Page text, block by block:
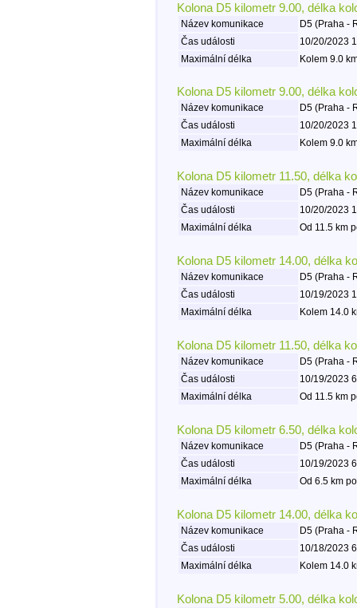
Kolona D5 kilometr 9.00, délka
Název komunikace
D5 (Praha -
Čas události
10/20/2023
Maximální délka
Kolem 9.0
Kolona D5 kilometr 9.00, délka
Název komunikace
D5 (Praha -
Čas události
10/20/2023
Maximální délka
Kolem 9.0
Kolona D5 kilometr 11.50, délka
Název komunikace
D5 (Praha -
Čas události
10/20/2023
Maximální délka
Od 11.5 km
Kolona D5 kilometr 14.00, délka
Název komunikace
D5 (Praha -
Čas události
10/19/2023
Maximální délka
Kolem 14.0
Kolona D5 kilometr 11.50, délka
Název komunikace
D5 (Praha -
Čas události
10/19/2023
Maximální délka
Od 11.5 km
Kolona D5 kilometr 6.50, délka
Název komunikace
D5 (Praha -
Čas události
10/19/2023
Maximální délka
Od 6.5 km
Kolona D5 kilometr 14.00, délka
Název komunikace
D5 (Praha -
Čas události
10/18/2023
Maximální délka
Kolem 14.0
Kolona D5 kilometr 5.00, délka